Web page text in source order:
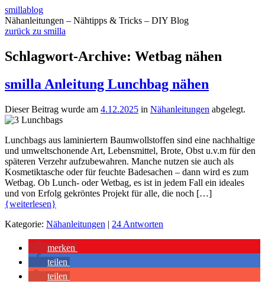
smillablog
Nähanleitungen – Nähtipps & Tricks – DIY Blog
zurück zu smilla
Schlagwort-Archive: Wetbag nähen
smilla Anleitung Lunchbag nähen
Dieser Beitrag wurde am 4.12.2025 in Nähanleitungen abgelegt.
Lunchbags aus laminiertern Baumwollstoffen sind eine nachhaltige
und umweltschonende Art, Lebensmittel, Brote, Obst u.v.m für den
späteren Verzehr aufzubewahren. Manche nutzen sie auch als
Kosmetiktasche oder für feuchte Badesachen – dann wird es zum
Wetbag. Ob Lunch- oder Wetbag, es ist in jedem Fall ein ideales
und von Erfolg gekröntes Projekt für alle, die noch […]
{weiterlesen}
Kategorie: Nähanleitungen | 24 Antworten
merken
teilen
teilen